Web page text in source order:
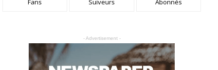
Fans Suiveurs Abonnés
- Advertisement -